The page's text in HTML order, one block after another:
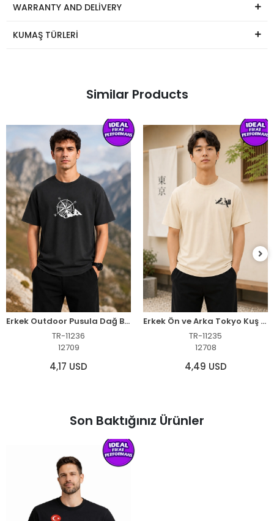
WARRANTY AND DELİVERY
KUMAŞ TÜRLERİ
Similar Products
Erkek Outdoor Pusula Dağ Baskılı Kısa Kollu Oversize T-Shirt - Siyah
TR-11236
12709
4,17 USD
Erkek Ön ve Arka Tokyo Kuş Çiçek Baskılı Oversize T-Shirt - Ekru
TR-11235
12708
4,49 USD
Son Baktığınız Ürünler